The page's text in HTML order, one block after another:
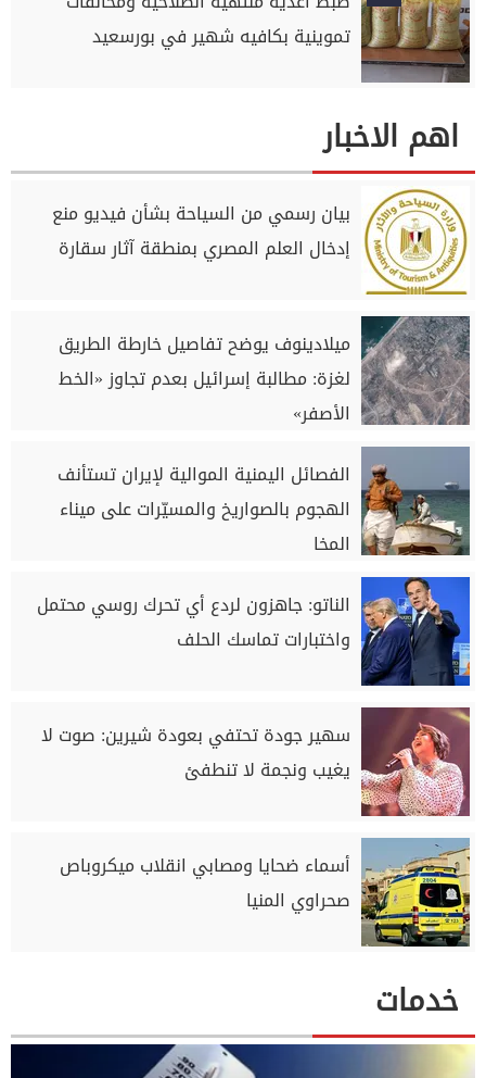
تموينية بكافيه شهير في بورسعيد
اهم الاخبار
بيان رسمي من السياحة بشأن فيديو منع
إدخال العلم المصري بمنطقة آثار سقارة
ميلادينوف يوضح تفاصيل خارطة الطريق
لغزة: مطالبة إسرائيل بعدم تجاوز «الخط
الأصفر»
الفصائل اليمنية الموالية لإيران تستأنف
الهجوم بالصواريخ والمسيّرات على ميناء
المخا
الناتو: جاهزون لردع أي تحرك روسي محتمل
واختبارات تماسك الحلف
سهير جودة تحتفي بعودة شيرين: صوت لا
يغيب ونجمة لا تنطفئ
أسماء ضحايا ومصابي انقلاب ميكروباص
صحراوي المنيا
خدمات